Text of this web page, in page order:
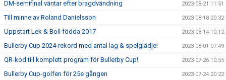
DM-semifinal väntar efter bragdvändning 2023-08-21 11:51
Till minne av Roland Danielsson 2023-08-18 20:32
Uppstart Lek & Boll födda 2017 2023-08-14 10:12
Bullerby Cup 2024-rekord med antal lag & spelglädje! 2023-08-01 07:49
QR-kod till komplett program för Bullerby Cup! 2023-07-26 10:55
Bullerby Cup-golfen för 25e gången 2023-07-24 20:22